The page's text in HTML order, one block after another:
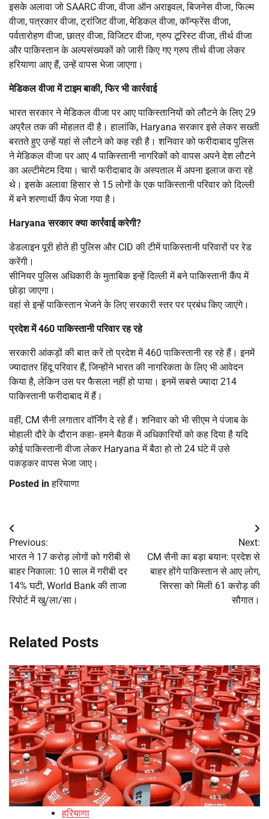
इसके अलावा जो SAARC वीजा, वीजा ऑन अराइवल, बिजनेस वीजा, फिल्म
वीजा, पत्रकार वीजा, ट्रांजिट वीजा, मेडिकल वीजा, कॉन्फ्रेंस वीजा,
पर्वतारोहण वीजा, छात्र वीजा, विजिटर वीजा, ग्रुप टूरिस्ट वीजा, तीर्थ वीजा
और पाकिस्तान के अल्पसंख्यकों को जारी किए गए ग्रुप तीर्थ वीजा लेकर
हरियाणा आए हैं, उन्हें वापस भेजा जाएगा।
मेडिकल वीजा में टाइम बाकी, फिर भी कार्रवाई
भारत सरकार ने मेडिकल वीजा पर आए पाकिस्तानियों को लौटने के लिए 29
अप्रैल तक की मोहलत दी है। हालांकि, Haryana सरकार इसे लेकर सख्ती
बरतते हुए उन्हें यहां से लौटने को कह रही है। शनिवार को फरीदाबाद पुलिस
ने मेडिकल वीजा पर आए 4 पाकिस्तानी नागरिकों को वापस अपने देश लौटने
का अल्टीमेटम दिया। चारों फरीदाबाद के अस्पताल में अपना इलाज करा रहे
थे। इसके अलावा हिसार से 15 लोगों के एक पाकिस्तानी परिवार को दिल्ली
में बने शरणार्थी कैंप भेजा गया है।
Haryana सरकार क्या कार्रवाई करेगी?
डेडलाइन पूरी होते ही पुलिस और CID की टीमें पाकिस्तानी परिवारों पर रेड
करेंगी।
सीनियर पुलिस अधिकारी के मुताबिक इन्हें दिल्ली में बने पाकिस्तानी कैंप में
छोड़ा जाएगा।
वहां से इन्हें पाकिस्तान भेजने के लिए सरकारी स्तर पर प्रबंध किए जाएंगे।
प्रदेश में 460 पाकिस्तानी परिवार रह रहे
सरकारी आंकड़ों की बात करें तो प्रदेश में 460 पाकिस्तानी रह रहे हैं। इनमें
ज्यादातर हिंदू परिवार हैं, जिन्होंने भारत की नागरिकता के लिए भी आवेदन
किया है, लेकिन उस पर फैसला नहीं हो पाया। इनमें सबसे ज्यादा 214
पाकिस्तानी फरीदाबाद में हैं।
वहीं, CM सैनी लगातार वॉर्निंग दे रहे हैं। शनिवार को भी सीएम ने पंजाब के
मोहाली दौरे के दौरान कहा- हमने बैठक में अधिकारियों को कह दिया है यदि
कोई पाकिस्तानी वीजा लेकर Haryana में बैठा हो तो 24 घंटे में उसे
पकड़कर वापस भेजा जाए।
Posted inहरियाणा
Post
navigation
Previous:
भारत ने 17 करोड़ लोगों को गरीबी से
बाहर निकाला: 10 साल में गरीबी दर
14% घटी, World Bank की ताजा
रिपोर्ट में खु/ला/सा।
Next:
CM सैनी का बड़ा बयान: प्रदेश से
बाहर होंगे पाकिस्तान से आए लोग,
सिरसा को मिली 61 करोड़ की
सौगात।
Related Posts
हरियाणा